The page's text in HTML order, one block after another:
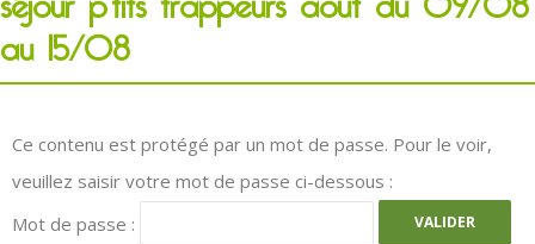
au 15/08
Ce contenu est protégé par un mot de passe. Pour le voir,
veuillez saisir votre mot de passe ci-dessous :
Mot de passe :